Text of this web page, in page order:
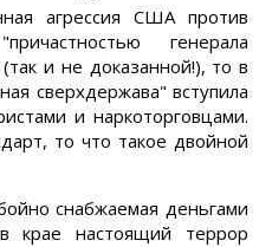
агрессия США против
генерала
и не доказанной!), то в
сверхдержава" вступила
и наркоторговцами.
то что такое двойной
снабжаемая деньгами
крае настоящий террор